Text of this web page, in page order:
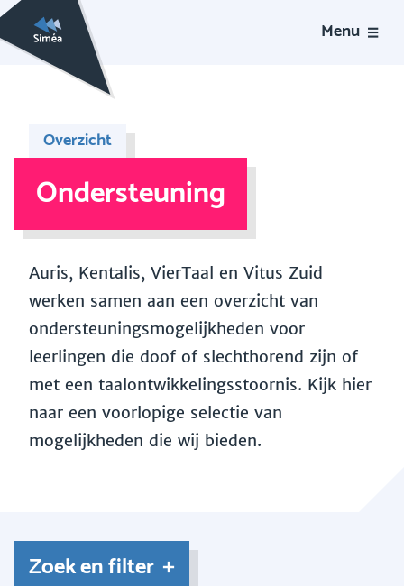
Menu
Overzicht
Ondersteuning
Auris, Kentalis, VierTaal en Vitus Zuid
werken samen aan een overzicht van
ondersteuningsmogelijkheden voor
leerlingen die doof of slechthorend zijn of
met een taalontwikkelingsstoornis. Kijk hier
naar een voorlopige selectie van
mogelijkheden die wij bieden.
Zoek en filter